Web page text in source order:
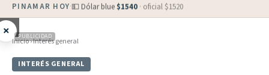
PINAMAR HOY·💵 Dólar blue $1540 · oficial $1520
× PUBLICIDAD
Inicio›Interés general
INTERÉS GENERAL